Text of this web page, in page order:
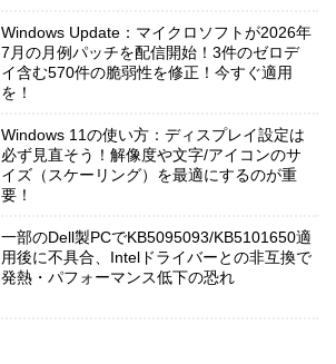
Windows Update：マイクロソフトが2026年
7月の月例パッチを配信開始！3件のゼロデ
イ含む570件の脆弱性を修正！今すぐ適用
を！
Windows 11の使い方：ディスプレイ設定は
必ず見直そう！解像度や文字/アイコンのサ
イズ（スケーリング）を最適にするのが重
要！
一部のDell製PCでKB5095093/KB5101650適
用後に不具合、Intelドライバーとの非互換で
発熱・パフォーマンス低下の恐れ